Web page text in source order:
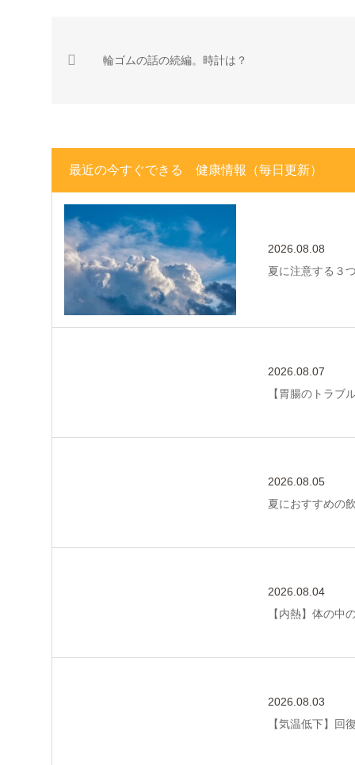
輪ゴムの話の続編。時計は？
最近の今すぐできる 健康情報（毎日更新）
2026.08.08
夏に注意する３
2026.08.07
【胃腸のトラブ
2026.08.05
夏におすすめの
2026.08.04
【内熱】体の中
2026.08.03
【気温低下】回